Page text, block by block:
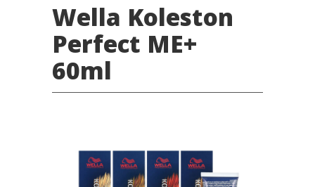
Wella Koleston
Perfect ME+
60ml